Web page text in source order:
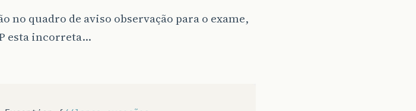
no quadro de aviso observação para o exame,
esta incorreta...